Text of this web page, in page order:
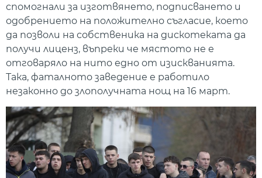
спомогнали за изготвянето, подписването и
одобрението на положително съгласие, което
да позволи на собственика на дискотеката да
получи лиценз, въпреки че мястото не е
отговаряло на нито едно от изискванията.
Така, фаталното заведение е работило
незаконно до злополучната нощ на 16 март.